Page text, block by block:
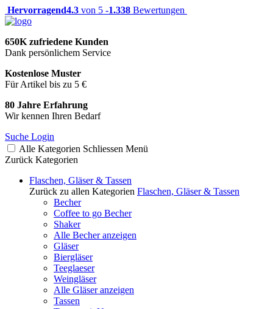
Hervorragend4.3 von 5 -1.338 Bewertungen
650K zufriedene Kunden
Dank persönlichem Service
Kostenlose Muster
Für Artikel bis zu 5 €
80 Jahre Erfahrung
Wir kennen Ihren Bedarf
Suche Login
Alle Kategorien Schliessen Menü
Zurück Kategorien
Flaschen, Gläser & Tassen
Zurück zu allen Kategorien Flaschen, Gläser & Tassen
Becher
Coffee to go Becher
Shaker
Alle Becher anzeigen
Gläser
Biergläser
Teeglaeser
Weingläser
Alle Gläser anzeigen
Tassen